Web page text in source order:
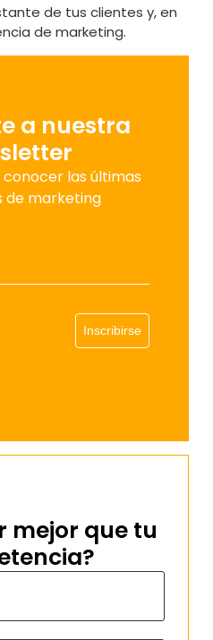
de tus clientes y, en
de marketing.
a nuestra
las últimas
de marketing
Inscribirse
mejor que tu